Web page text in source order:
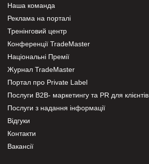
Наша команда
Реклама на порталі
Тренінговий центр
Конференції TradeMaster
Національні Премії
Журнал TradeMaster
Портал про Private Label
Послуги В2В- маркетингу та PR для клієнтів
Послуги з надання інформації
Відгуки
Контакти
Вакансії